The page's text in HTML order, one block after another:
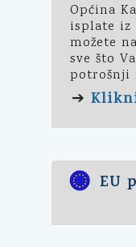
Općina
isplate iz
možete
sve što
potrošnji
➔
EU